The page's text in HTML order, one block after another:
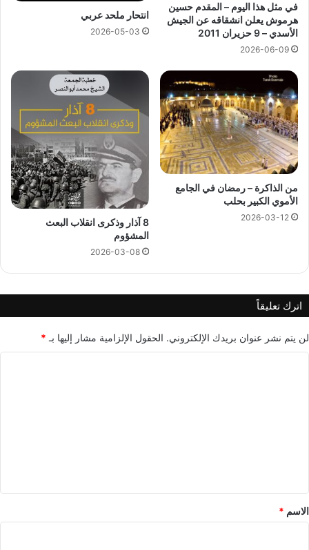
في مثل هذا اليوم – المقدم حسين
هرموش يعلن انشقاقه عن الجيش
الأسدي – 9 حزيران 2011
2026-06-09
انتحار ملحد عربي
2026-05-03
من الذاكرة – رمضان في الجامع
الأموي الكبير بحلب
2026-03-12
8 آذار وذكرى انقلاب البعث
المشؤوم
2026-03-08
اترك تعليقاً
لن يتم نشر عنوان بريدك الإلكتروني. الحقول الإلزامية مشار إليها بـ *
*
الاسم *